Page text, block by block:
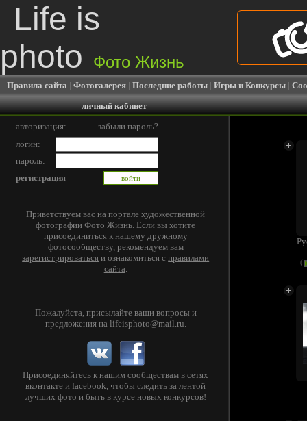
Life is
photo
Фото Жизнь
Правила сайта | Фотогалерея | Последние работы | Игры и Конкурсы |
личный кабинет
авторизация:
забыли пароль?
логин:
пароль:
регистрация
Приветствуем вас на портале художественной
фотографии Фото Жизнь. Если вы хотите
присоединиться к нашему дружному
фотосообществу, рекомендуем вам
зарегистрироваться и ознакомиться справилами
сайта.
Пожалуйста, присылайте ваши вопросы и
предложения на lifeisphoto@mail.ru.
Присоединяйтесь к нашим сообществам в сетях
вконтакте иfacebook, чтобы следить за лентой
лучших фото и быть в курсе новых конкурсов!
(